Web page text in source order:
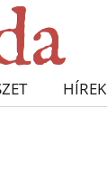
HÍREK